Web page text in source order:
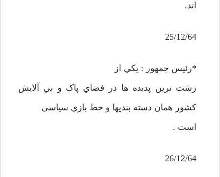
اند.
25/12/64
*رئيس جمهور : يکي از
زشت ترين پديده ها در فضاي پاک و بي آلايش
کشور همان دسته بنديها و خط بازي سياسي
است .
26/12/64